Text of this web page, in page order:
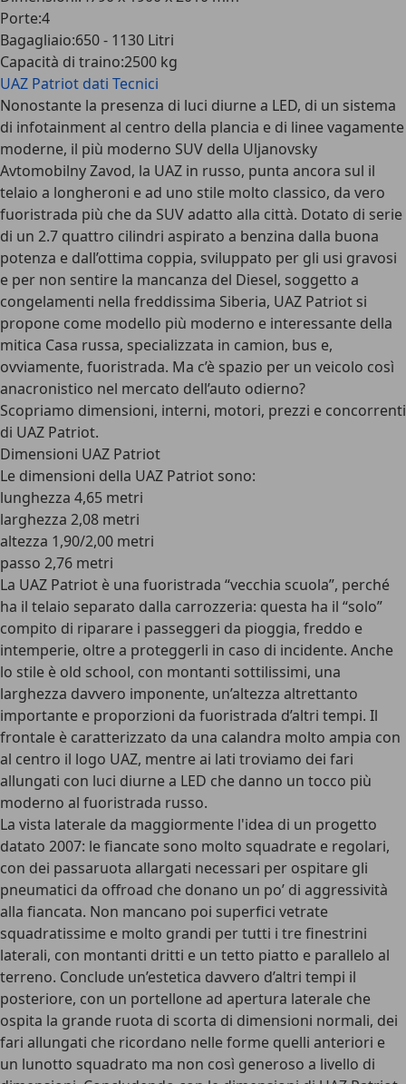
Porte:4
Bagagliaio:650 - 1130 Litri
Capacità di traino:2500 kg
UAZ Patriot dati Tecnici
Nonostante la presenza di luci diurne a LED, di un sistema
di infotainment al centro della plancia e di linee vagamente
moderne, il più moderno SUV della Uljanovsky
Avtomobilny Zavod, la UAZ in russo, punta ancora sul il
telaio a longheroni e ad uno stile molto classico, da vero
fuoristrada più che da SUV adatto alla città. Dotato di serie
di un 2.7 quattro cilindri aspirato a benzina dalla buona
potenza e dall’ottima coppia, sviluppato per gli usi gravosi
e per non sentire la mancanza del Diesel, soggetto a
congelamenti nella freddissima Siberia, UAZ Patriot si
propone come modello più moderno e interessante della
mitica Casa russa, specializzata in camion, bus e,
ovviamente, fuoristrada. Ma c’è spazio per un veicolo così
anacronistico nel mercato dell’auto odierno?
Scopriamo dimensioni, interni, motori, prezzi e concorrenti
di UAZ Patriot.
Dimensioni UAZ Patriot
Le dimensioni della UAZ Patriot sono:
lunghezza 4,65 metri
larghezza 2,08 metri
altezza 1,90/2,00 metri
passo 2,76 metri
La UAZ Patriot è una fuoristrada “vecchia scuola”, perché
ha il telaio separato dalla carrozzeria: questa ha il “solo”
compito di riparare i passeggeri da pioggia, freddo e
intemperie, oltre a proteggerli in caso di incidente. Anche
lo stile è old school, con montanti sottilissimi, una
larghezza davvero imponente, un’altezza altrettanto
importante e proporzioni da fuoristrada d’altri tempi. Il
frontale è caratterizzato da una calandra molto ampia con
al centro il logo UAZ, mentre ai lati troviamo dei fari
allungati con luci diurne a LED che danno un tocco più
moderno al fuoristrada russo.
La vista laterale da maggiormente l'idea di un progetto
datato 2007: le fiancate sono molto squadrate e regolari,
con dei passaruota allargati necessari per ospitare gli
pneumatici da offroad che donano un po’ di aggressività
alla fiancata. Non mancano poi superfici vetrate
squadratissime e molto grandi per tutti i tre finestrini
laterali, con montanti dritti e un tetto piatto e parallelo al
terreno. Conclude un’estetica davvero d’altri tempi il
posteriore, con un portellone ad apertura laterale che
ospita la grande ruota di scorta di dimensioni normali, dei
fari allungati che ricordano nelle forme quelli anteriori e
un lunotto squadrato ma non così generoso a livello di